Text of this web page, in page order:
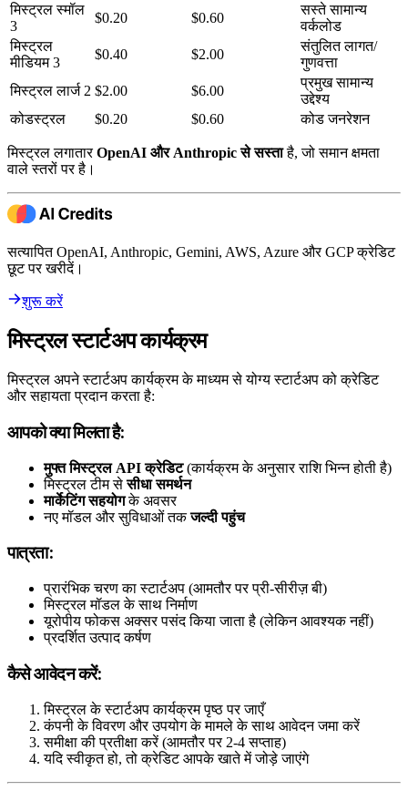
मिस्ट्रल स्मॉल
3
$0.20 $0.60
सस्ते सामान्य
वर्कलोड
मिस्ट्रल
मीडियम 3
$0.40 $2.00
संतुलित लागत/
गुणवत्ता
मिस्ट्रल लार्ज 2 $2.00 $6.00
प्रमुख सामान्य
उद्देश्य
कोडस्ट्रल
$0.20 $0.60 कोड जनरेशन
मिस्ट्रल लगातारOpenAI और Anthropic से सस्ताहै, जो समान क्षमता
वाले स्तरों पर है।
सत्यापित OpenAI, Anthropic, Gemini, AWS, Azure और GCP क्रेडिट
छूट पर खरीदें।
शुरू करें
मिस्ट्रल स्टार्टअप कार्यक्रम
मिस्ट्रल अपने स्टार्टअप कार्यक्रम के माध्यम से योग्य स्टार्टअप को क्रेडिट
और सहायता प्रदान करता है:
आपको क्या मिलता है:
मुफ्त मिस्ट्रल API क्रेडिट(कार्यक्रम के अनुसार राशि भिन्न होती है)
मिस्ट्रल टीम सेसीधा समर्थन
मार्केटिंग सहयोगके अवसर
नए मॉडल और सुविधाओं तकजल्दी पहुंच
पात्रता:
प्रारंभिक चरण का स्टार्टअप (आमतौर पर प्री-सीरीज़ बी)
मिस्ट्रल मॉडल के साथ निर्माण
यूरोपीय फोकस अक्सर पसंद किया जाता है (लेकिन आवश्यक नहीं)
प्रदर्शित उत्पाद कर्षण
कैसे आवेदन करें:
मिस्ट्रल के स्टार्टअप कार्यक्रम पृष्ठ पर जाएँ
कंपनी के विवरण और उपयोग के मामले के साथ आवेदन जमा करें
समीक्षा की प्रतीक्षा करें (आमतौर पर 2-4 सप्ताह)
यदि स्वीकृत हो, तो क्रेडिट आपके खाते में जोड़े जाएंगे